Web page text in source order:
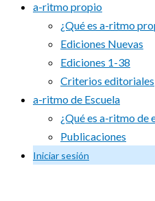
a-ritmo propio
¿Qué es a-ritmo
Ediciones Nuevas
Ediciones 1-38
Criterios editoriales
a-ritmo de Escuela
¿Qué es a-ritmo de
Publicaciones
Iniciar sesión